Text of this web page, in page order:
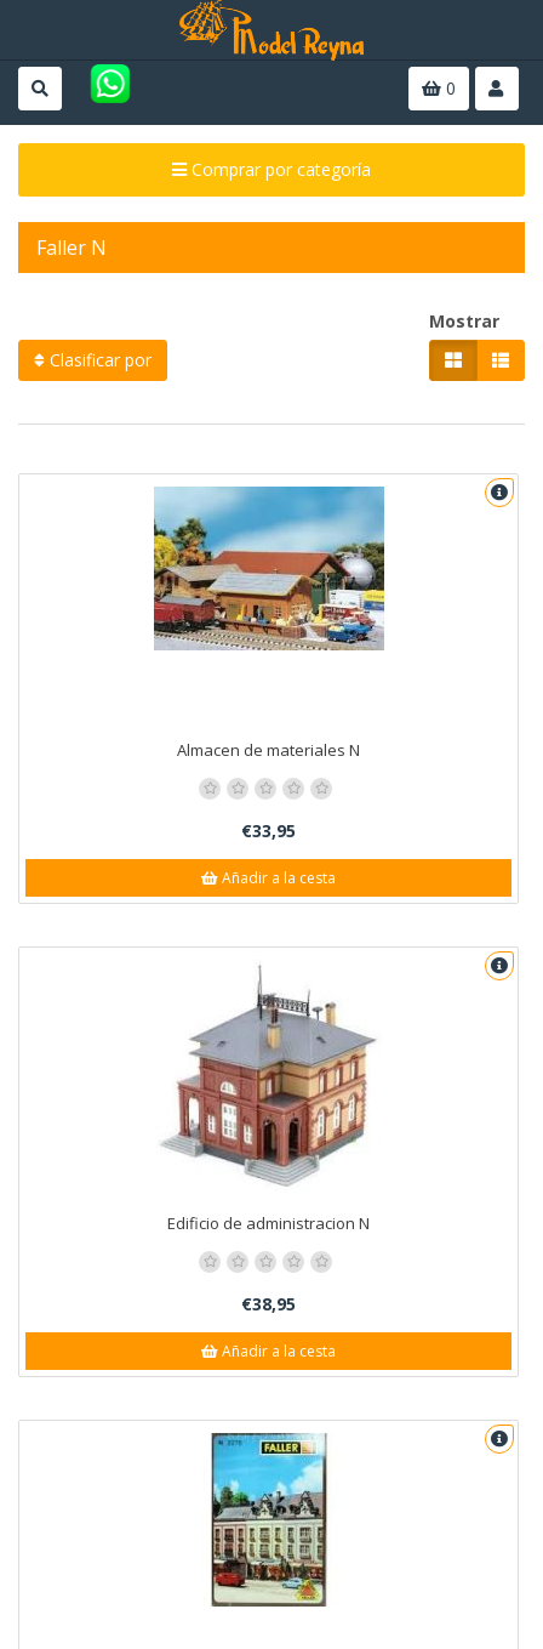
0
Comprar por categoría
Faller N
Clasificar por
Mostrar
Almacen de materiales N
€33,95
Añadir a la cesta
Edificio de administracion N
€38,95
Añadir a la cesta